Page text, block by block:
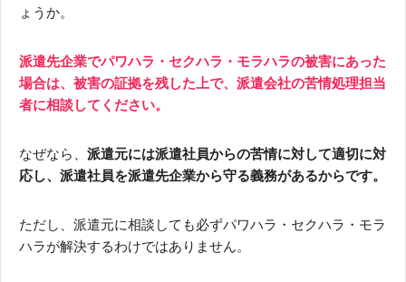
ょうか。
派遣先企業でパワハラ・セクハラ・モラハラの被害にあった
場合は、被害の証拠を残した上で、派遣会社の苦情処理担当
者に相談してください。
なぜなら、 派遣元には派遣社員からの苦情に対して適切に対
応し、派遣社員を派遣先企業から守る義務があるからです。
ただし、派遣元に相談しても必ずパワハラ・セクハラ・モラ
ハラが解決するわけではありません。